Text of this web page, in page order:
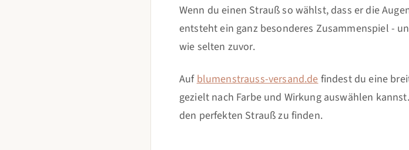
Wenn du einen Strauß so wählst, dass er die
entsteht ein ganz besonderes Zusammenspiel -
wie selten zuvor.
Aufblumenstrauss-versand.defindest du eine
gezielt nach Farbe und Wirkung auswählen
den perfekten Strauß zu finden.